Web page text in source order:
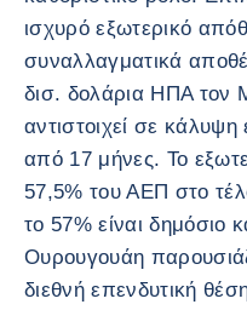
ισχυρό εξωτερικό
συναλλαγματικά
δισ. δολάρια ΗΠΑ
αντιστοιχεί σε
από 17 μήνες. Το
57,5% του ΑΕΠ στο
το 57% είναι δημόσιο
Ουρουγουάη
διεθνή επενδυτική